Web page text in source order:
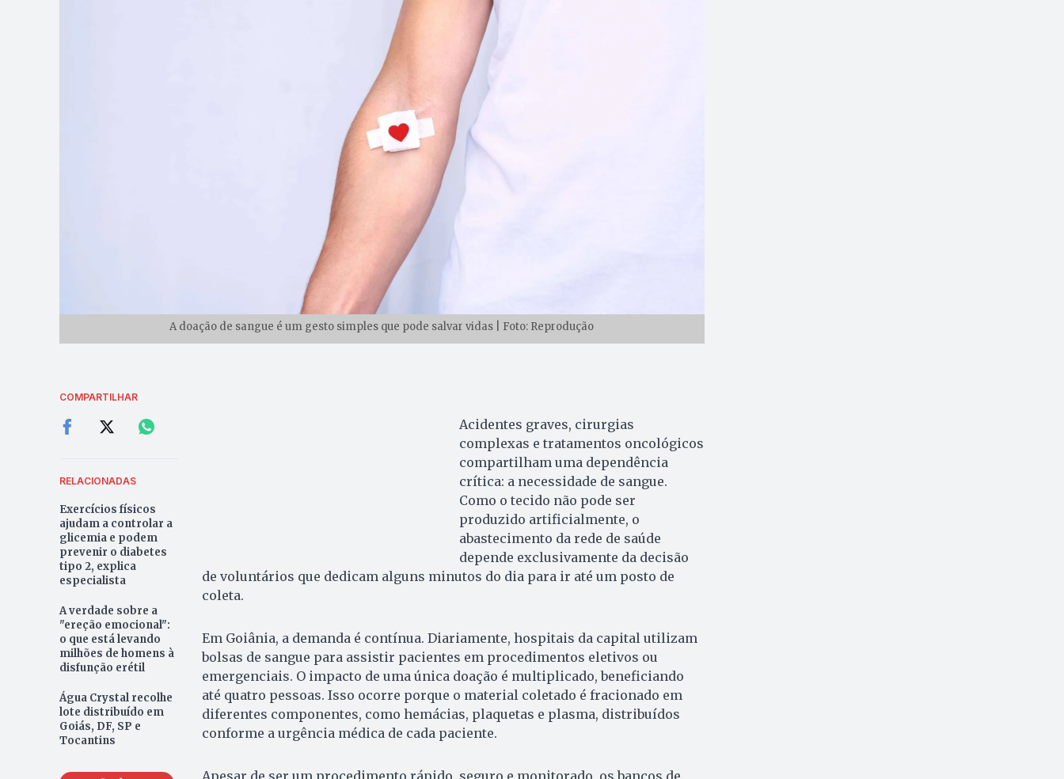
A doação de sangue é um gesto simples que pode salvar vidas | Foto: Reprodução
COMPARTILHAR
RELACIONADAS
Exercícios físicos
ajudam a controlar a
glicemia e podem
prevenir o diabetes
tipo 2, explica
especialista
A verdade sobre a
"ereção emocional":
o que está levando
milhões de homens à
disfunção erétil
Água Crystal recolhe
lote distribuído em
Goiás, DF, SP e
Tocantins
Acidentes graves, cirurgias
complexas e tratamentos oncológicos
compartilham uma dependência
crítica: a necessidade de sangue.
Como o tecido não pode ser
produzido artificialmente, o
abastecimento da rede de saúde
depende exclusivamente da decisão
de voluntários que dedicam alguns minutos do dia para ir até um posto de
coleta.
Em Goiânia, a demanda é contínua. Diariamente, hospitais da capital utilizam
bolsas de sangue para assistir pacientes em procedimentos eletivos ou
emergenciais. O impacto de uma única doação é multiplicado, beneficiando
até quatro pessoas. Isso ocorre porque o material coletado é fracionado em
diferentes componentes, como hemácias, plaquetas e plasma, distribuídos
conforme a urgência médica de cada paciente.
Apesar de ser um procedimento rápido, seguro e monitorado, os bancos de